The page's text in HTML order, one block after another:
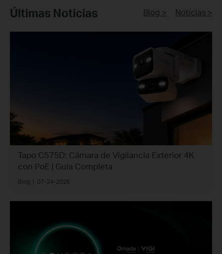
Últimas Noticias Blog > Notícias >
Tapo C575D: Cámara de Vigilancia Exterior 4K
con PoE | Guía Completa
Blog | 07-24-2026